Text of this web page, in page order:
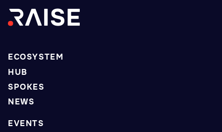
ECOSYSTEM
HUB
SPOKES
NEWS
EVENTS